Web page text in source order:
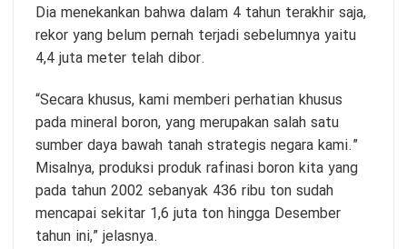
Dia menekankan bahwa dalam 4 tahun terakhir saja,
rekor yang belum pernah terjadi sebelumnya yaitu
4,4 juta meter telah dibor.
“Secara khusus, kami memberi perhatian khusus
pada mineral boron, yang merupakan salah satu
sumber daya bawah tanah strategis negara kami.”
Misalnya, produksi produk rafinasi boron kita yang
pada tahun 2002 sebanyak 436 ribu ton sudah
mencapai sekitar 1,6 juta ton hingga Desember
tahun ini,” jelasnya.